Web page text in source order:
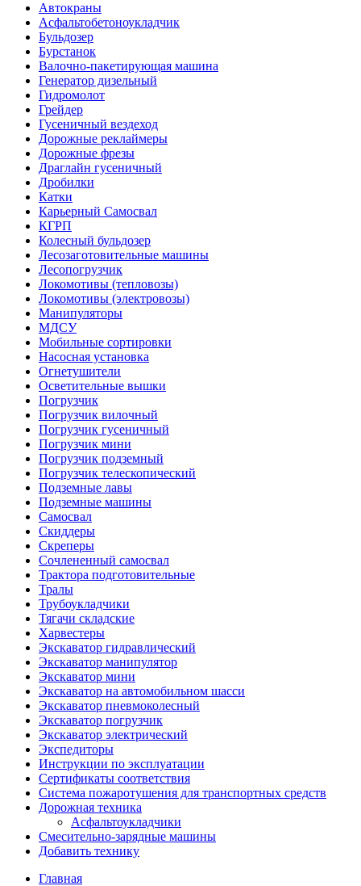
Автокраны
Асфальтобетоноукладчик
Бульдозер
Бурстанок
Валочно-пакетирующая машина
Генератор дизельный
Гидромолот
Грейдер
Гусеничный вездеход
Дорожные реклаймеры
Дорожные фрезы
Драглайн гусеничный
Дробилки
Катки
Карьерный Самосвал
КГРП
Колесный бульдозер
Лесозаготовительные машины
Лесопогрузчик
Локомотивы (тепловозы)
Локомотивы (электровозы)
Манипуляторы
МДСУ
Мобильные сортировки
Насосная установка
Огнетушители
Осветительные вышки
Погрузчик
Погрузчик вилочный
Погрузчик гусеничный
Погрузчик мини
Погрузчик подземный
Погрузчик телескопический
Подземные лавы
Подземные машины
Самосвал
Скиддеры
Скреперы
Сочлененный самосвал
Трактора подготовительные
Тралы
Трубоукладчики
Тягачи складские
Харвестеры
Экскаватор гидравлический
Экскаватор манипулятор
Экскаватор мини
Экскаватор на автомобильном шасси
Экскаватор пневмоколесный
Экскаватор погрузчик
Экскаватор электрический
Экспедиторы
Инструкции по эксплуатации
Сертификаты соответствия
Система пожаротушения для транспортных средств
Дорожная техника
Асфальтоукладчики
Смесительно-зарядные машины
Добавить технику
Главная